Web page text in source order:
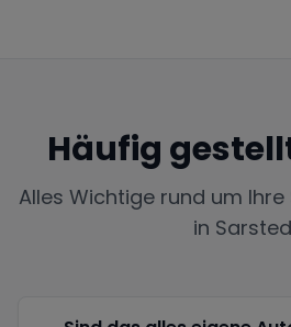
Häufig
Alles Wichtige rund um
in